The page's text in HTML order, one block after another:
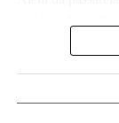
e deve ser